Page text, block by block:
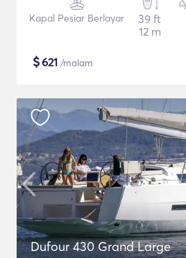
Kapal Pesiar Berlayar
39 ft
12 m
$621 /malam
Dufour 430 Grand Large